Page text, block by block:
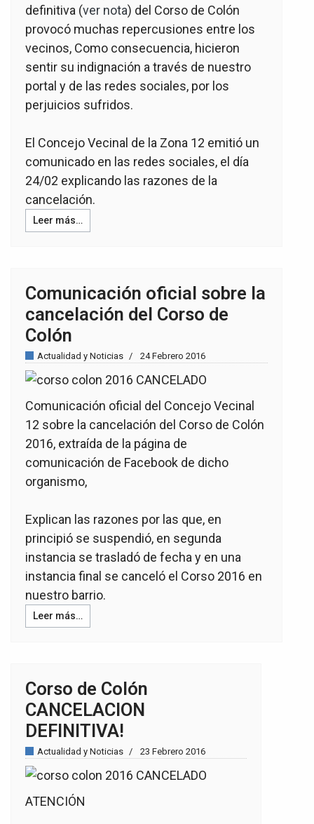
definitiva (ver nota) del Corso de Colón
provocó muchas repercusiones entre los
vecinos, Como consecuencia, hicieron
sentir su indignación a través de nuestro
portal y de las redes sociales, por los
perjuicios sufridos.
El Concejo Vecinal de la Zona 12 emitió un
comunicado en las redes sociales, el día
24/02 explicando las razones de la
cancelación.
Leer más…
Comunicación oficial sobre la
cancelación del Corso de
Colón
Actualidad y Noticias 24 Febrero 2016
Comunicación oficial del Concejo Vecinal
12 sobre la cancelación del Corso de Colón
2016, extraída de la página de
comunicación de Facebook de dicho
organismo,
Explican las razones por las que, en
principió se suspendió, en segunda
instancia se trasladó de fecha y en una
instancia final se canceló el Corso 2016 en
nuestro barrio.
Leer más…
Corso de Colón
CANCELACION
DEFINITIVA!
Actualidad y Noticias 23 Febrero 2016
ATENCIÓN